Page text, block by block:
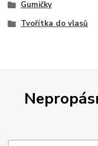
Gumičky
Tvořítka do vlasů